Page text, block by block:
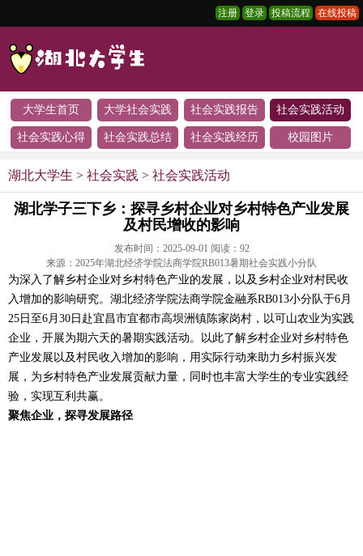
注册 登录 投稿流程 在线投稿
大学生首页 大学社会实践 社会实践报告 社会实践活动
社会实践心得 社会实践总结 社会实践经历 校园图片
湖北大学生 > 社会实践 > 社会实践活动
湖北学子三下乡：探寻乡村企业对乡村特色产业发展
及村民增收的影响
发布时间：2025-09-01 阅读： 92
来源：2025年湖北经济学院法商学院RB013暑期社会实践小分队
为深入了解乡村企业对乡村特色产业的发展，以及乡村企业对村民收
入增加的影响研究。湖北经济学院法商学院金融系RB013小分队于6月
25日至6月30日赴宜昌市宜都市高坝洲镇陈家岗村，以可山农业为实践
企业，开展为期六天的暑期实践活动。以此了解乡村企业对乡村特色
产业发展以及村民收入增加的影响，用实际行动来助力乡村振兴发
展，为乡村特色产业发展贡献力量，同时也丰富大学生的专业实践经
验，实现互利共赢。
聚焦企业，探寻发展路径